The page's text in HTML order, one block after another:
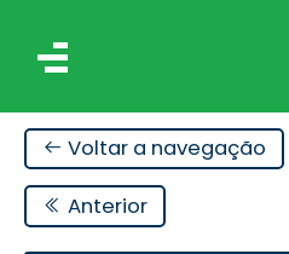
Voltar a navegação
Anterior